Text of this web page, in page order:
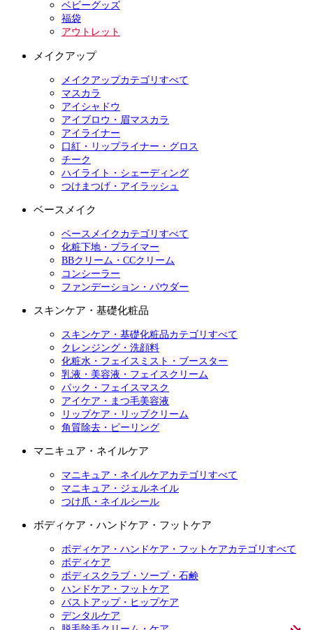
ベビーグッズ
福袋
アウトレット
メイクアップ
メイクアップカテゴリすべて
マスカラ
アイシャドウ
アイブロウ・眉マスカラ
アイライナー
口紅・リップライナー・グロス
チーク
ハイライト・シェーディング
つけまつげ・アイラッシュ
ベースメイク
ベースメイクカテゴリすべて
化粧下地・プライマー
BBクリーム・CCクリーム
コンシーラー
ファンデーション・パウダー
スキンケア・基礎化粧品
スキンケア・基礎化粧品カテゴリすべて
クレンジング・洗顔料
化粧水・フェイスミスト・ブースター
乳液・美容液・フェイスクリーム
パック・フェイスマスク
アイケア・まつ毛美容液
リップケア・リップクリーム
角質除去・ピーリング
マニキュア・ネイルケア
マニキュア・ネイルケアカテゴリすべて
マニキュア・ジェルネイル
つけ爪・ネイルシール
ボディケア・ハンドケア・フットケア
ボディケア・ハンドケア・フットケアカテゴリすべて
ボディケア
ボディスクラブ・ソープ・石鹸
ハンドケア・フットケア
バストアップ・ヒップケア
デンタルケア